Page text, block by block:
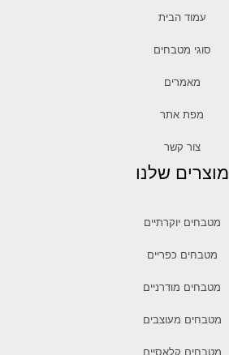
עמוד הבית
סוגי מטבחים
מאמרים
מפת אתר
צור קשר
מוצרים שלנו
מטבחים יוקרתיים
מטבחים כפריים
מטבחים מודרניים
מטבחים מעוצבים
מטבחים קלאסיים